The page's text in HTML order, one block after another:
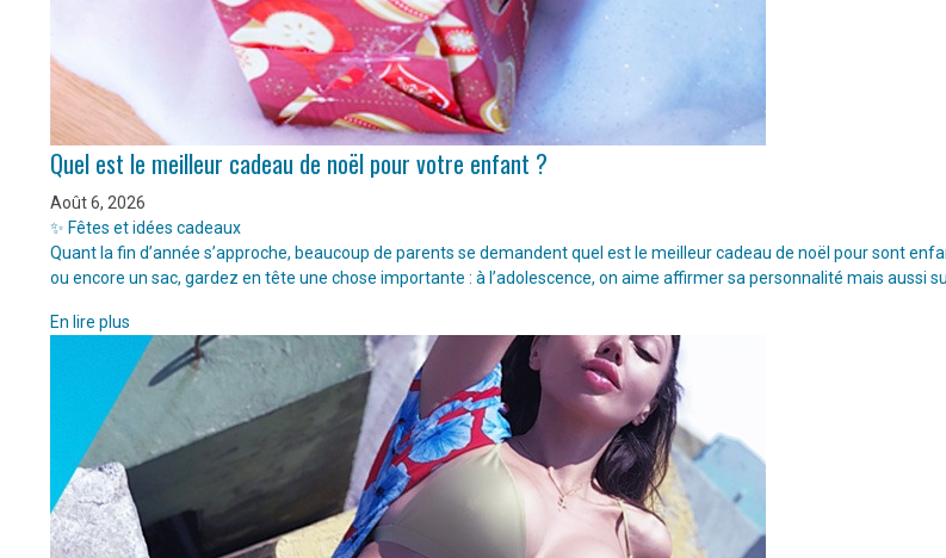
Quel est le meilleur cadeau de noël pour votre enfant ?
Août 6, 2026
✨ Fêtes et idées cadeaux
Quant la fin d’année s’approche, beaucoup de parents se demandent quel est le meilleur cadeau de noël pour sont
ou encore un sac, gardez en tête une chose importante : à l’adolescence, on aime affirmer sa personnalité mais aussi
En lire plus